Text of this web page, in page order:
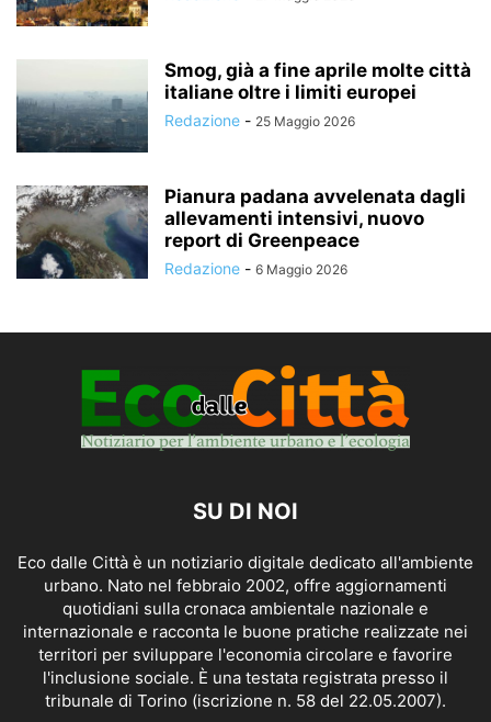
Smog, già a fine aprile molte città
italiane oltre i limiti europei
Redazione - 25 Maggio 2026
Pianura padana avvelenata dagli
allevamenti intensivi, nuovo
report di Greenpeace
Redazione - 6 Maggio 2026
SU DI NOI
Eco dalle Città è un notiziario digitale dedicato all'ambiente
urbano. Nato nel febbraio 2002, offre aggiornamenti
quotidiani sulla cronaca ambientale nazionale e
internazionale e racconta le buone pratiche realizzate nei
territori per sviluppare l'economia circolare e favorire
l'inclusione sociale. È una testata registrata presso il
tribunale di Torino (iscrizione n. 58 del 22.05.2007).